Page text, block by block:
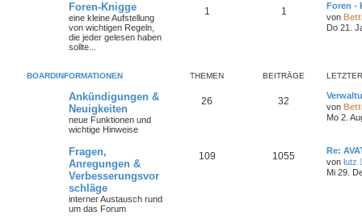
Foren-Knigge
eine kleine Aufstellung
von wichtigen Regeln,
die jeder gelesen haben
sollte...
1 1
Foren -
von
Do 21.
BOARDINFORMATIONEN THEMEN BEITRÄGE
Ankündigungen &
Neuigkeiten
neue Funktionen und
wichtige Hinweise
26 32
von
Mo 2.
Fragen,
Anregungen &
Verbesserungsvor
schläge
interner Austausch rund
um das Forum
109 1055
Re:
von lutz
Mi 29.